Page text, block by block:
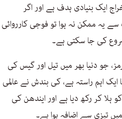
ایک بنیادی ہدف ہے اور اگر
سے یہ ممکن نہ ہوا تو فوجی کارروائی
کی جا سکتی ہے۔
جو دنیا بھر میں تیل اور گیس کی
ایک اہم راستہ ہے، کی بندش نے عالمی
ہلا کر رکھ دیا ہے اور ایندھن کی
تیزی سے اضافہ ہوا ہے۔